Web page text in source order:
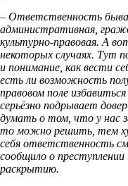
– Ответственность
административная,
культурно-правовая. А
некоторых случаях. Тут
и понимание, как вести
есть ли возможность
правовом поле
серьёзно подрывает
думать о том, что у нас
то можно решить, тем
себя ответственность
сообщило о
раскрытию.